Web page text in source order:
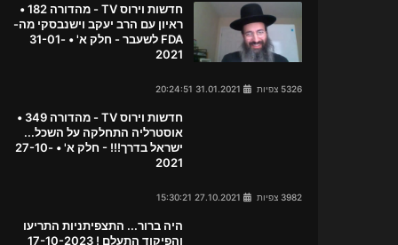
חדשות וירוס TV - מהדורה 182 •
ראיון עם הרב יעקב וישנבסקי מה-
FDA לשעבר - חלק א' • 31-01-
2021
5326 צפיות
חדשות וירוס TV - מהדורה 349 •
אוסטרליה התחלקה על השכל...
ישראל בדרך!!! - חלק א' • 27-10-
2021
3982 צפיות
היה ברור... התצפיתניות התריעו
והפיקוד התעלם ! 17-10-2023